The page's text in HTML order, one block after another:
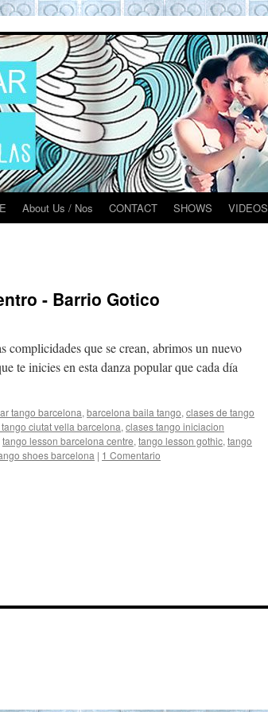
EXPERIENCE
About Us / Nos CONTACT SHOWS VIDEOS
- Barrio Gotico
complicidades que se crean, abrimos un nuevo
te inicies en esta danza popular que cada día
tango barcelona, barcelona baila tango, clases de tango
ciutat vella barcelona, clases tango iniciacion
tango lesson barcelona centre, tango lesson gothic, tango
shoes barcelona | 1 Comentario